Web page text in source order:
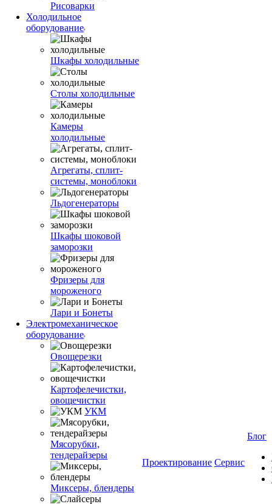
Рисоварки
Холодильное
оборудование
Шкафы холодильные
Столы холодильные
Камеры
холодильные
Агрегаты, сплит-
системы, моноблоки
Льдогенераторы
Шкафы шоковой
заморозки
Фризеры для
мороженого
Лари и Бонеты
Электромеханическое
оборудование
Овощерезки
Картофелечистки,
овощечистки
УКМ
Мясорубки,
тендерайзеры
Миксеры, блендеры
Проектирование Сервис
Блог